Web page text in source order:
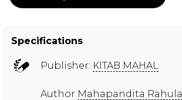
Specifications
Publisher: KITAB MAHAL
Author Mahapandita Rahula